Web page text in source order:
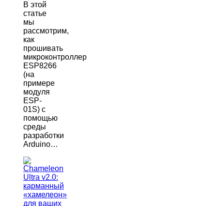
В этой
статье
мы
рассмотрим,
как
прошивать
микроконтроллер
ESP8266
(на
примере
модуля
ESP-
01S) с
помощью
среды
разработки
Arduino…